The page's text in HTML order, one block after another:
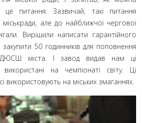
це питання. Зазвичай, такі питання
міськради, але до найближчої чергової
Вирішили написати гарантійного
50 годинників для поповнення
ДЮСШ міста. І завод видав нам ці
на чемпіонаті світу. Ці
використовують на міських змаганнях.